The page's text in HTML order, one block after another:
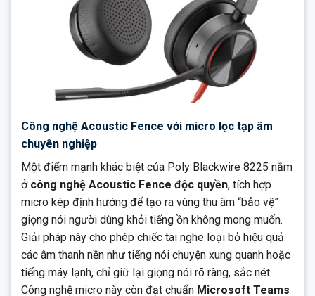
Công nghệ Acoustic Fence với micro lọc tạp âm
chuyên nghiệp
Một điểm mạnh khác biệt của Poly Blackwire 8225 nằm
ở công nghệ Acoustic Fence độc quyền, tích hợp
micro kép định hướng để tạo ra vùng thu âm “bảo vệ”
giọng nói người dùng khỏi tiếng ồn không mong muốn.
Giải pháp này cho phép chiếc tai nghe loại bỏ hiệu quả
các âm thanh nền như tiếng nói chuyện xung quanh hoặc
tiếng máy lạnh, chỉ giữ lại giọng nói rõ ràng, sắc nét.
Công nghệ micro này còn đạt chuẩn Microsoft Teams